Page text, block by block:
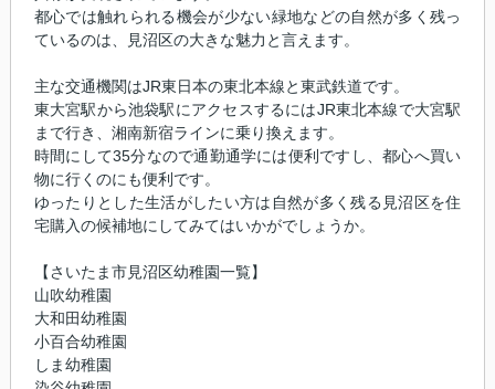
都心では触れられる機会が少ない緑地などの自然が多く残っ
ているのは、見沼区の大きな魅力と言えます。
主な交通機関はJR東日本の東北本線と東武鉄道です。
東大宮駅から池袋駅にアクセスするにはJR東北本線で大宮駅
まで行き、湘南新宿ラインに乗り換えます。
時間にして35分なので通勤通学には便利ですし、都心へ買い
物に行くのにも便利です。
ゆったりとした生活がしたい方は自然が多く残る見沼区を住
宅購入の候補地にしてみてはいかがでしょうか。
【さいたま市見沼区幼稚園一覧】
山吹幼稚園
大和田幼稚園
小百合幼稚園
しま幼稚園